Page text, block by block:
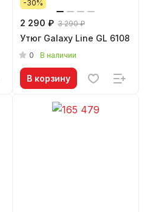
-30%
2 290 ₽ 3 290 ₽
Утюг Galaxy Line GL 6108
0 В наличии
В корзину